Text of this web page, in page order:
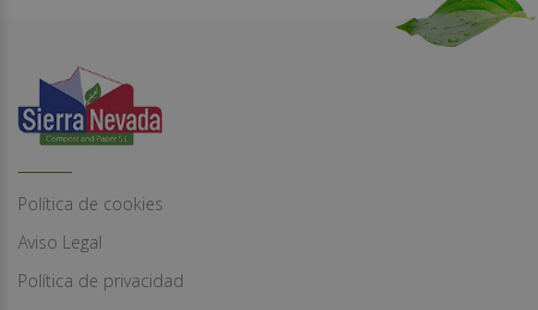
Política de cookies
Aviso Legal
Política de privacidad